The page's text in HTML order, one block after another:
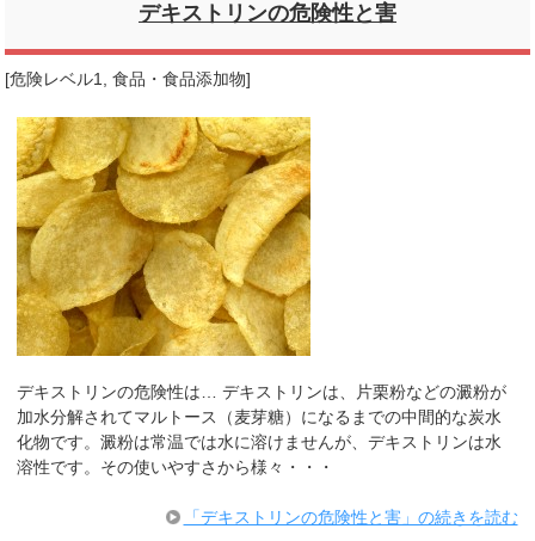
デキストリンの危険性と害
[危険レベル1 ,食品・食品添加物]
デキストリンの危険性は… デキストリンは、片栗粉などの澱粉が
加水分解されてマルトース（麦芽糖）になるまでの中間的な炭水
化物です。澱粉は常温では水に溶けませんが、デキストリンは水
溶性です。その使いやすさから様々・・・
「デキストリンの危険性と害」の続きを読む